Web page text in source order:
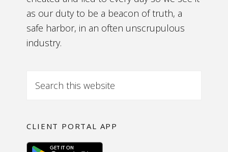
as our duty to be a beacon of truth, a
safe harbor, in an often unscrupulous
industry.
CLIENT PORTAL APP